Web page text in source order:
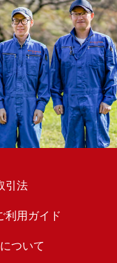
引法
利用ガイド
ついて